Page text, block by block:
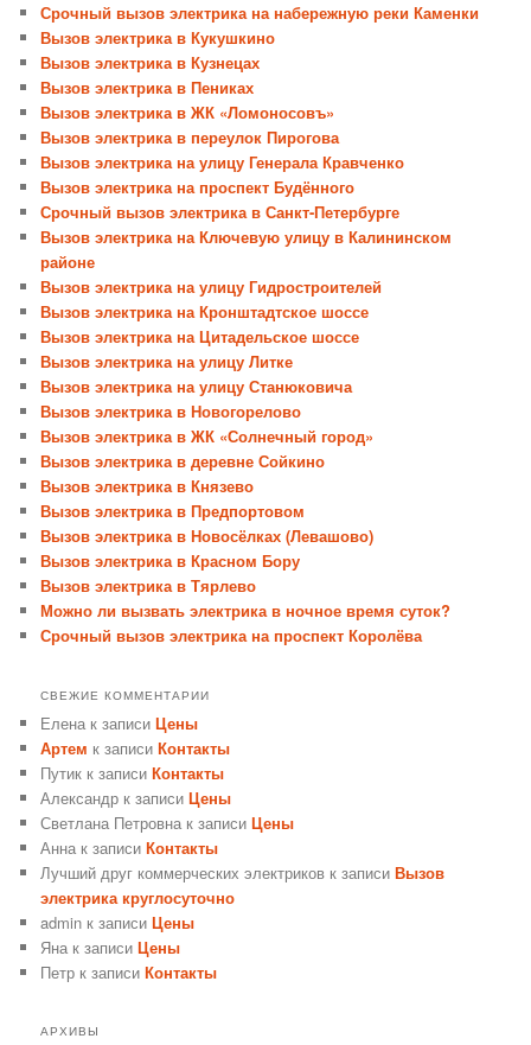
Срочный вызов электрика на набережную реки Каменки
Вызов электрика в Кукушкино
Вызов электрика в Кузнецах
Вызов электрика в Пениках
Вызов электрика в ЖК «Ломоносовъ»
Вызов электрика в переулок Пирогова
Вызов электрика на улицу Генерала Кравченко
Вызов электрика на проспект Будённого
Срочный вызов электрика в Санкт-Петербурге
Вызов электрика на Ключевую улицу в Калининском
районе
Вызов электрика на улицу Гидростроителей
Вызов электрика на Кронштадтское шоссе
Вызов электрика на Цитадельское шоссе
Вызов электрика на улицу Литке
Вызов электрика на улицу Станюковича
Вызов электрика в Новогорелово
Вызов электрика в ЖК «Солнечный город»
Вызов электрика в деревне Сойкино
Вызов электрика в Князево
Вызов электрика в Предпортовом
Вызов электрика в Новосёлках (Левашово)
Вызов электрика в Красном Бору
Вызов электрика в Тярлево
Можно ли вызвать электрика в ночное время суток?
Срочный вызов электрика на проспект Королёва
СВЕЖИЕ КОММЕНТАРИИ
Елена к записиЦены
Артем к записиКонтакты
Путик к записиКонтакты
Александр к записиЦены
Светлана Петровна к записиЦены
Анна к записиКонтакты
Лучший друг коммерческих электриков к записиВызов
электрика круглосуточно
admin к записиЦены
Яна к записиЦены
Петр к записиКонтакты
АРХИВЫ